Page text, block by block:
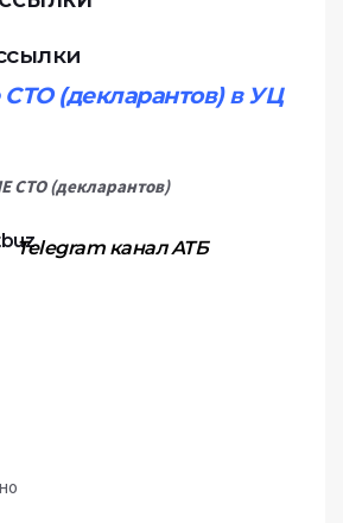
(декларантов) в УЦ
СТО (декларантов)
Telegram канал АТБ